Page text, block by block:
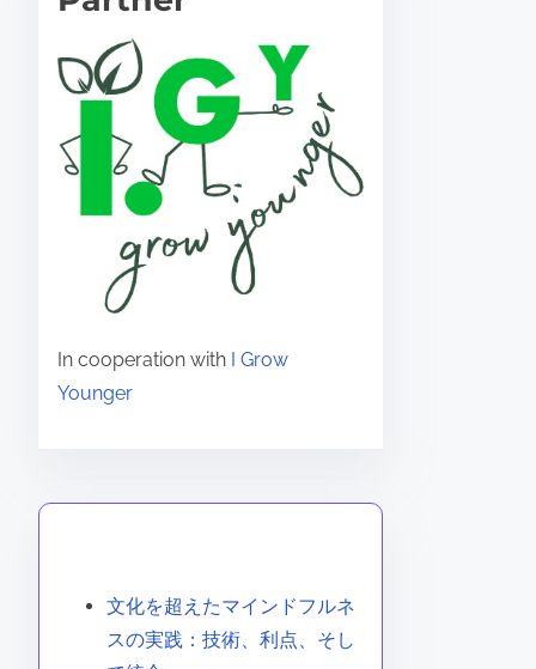
In cooperation with I Grow
Younger
文化を超えたマインドフルネ
スの実践：技術、利点、そし